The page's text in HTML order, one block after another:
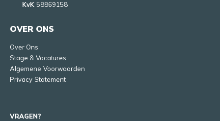
KvK 58869158
OVER ONS
Over Ons
Stage & Vacatures
Algemene Voorwaarden
Privacy Statement
VRAGEN?